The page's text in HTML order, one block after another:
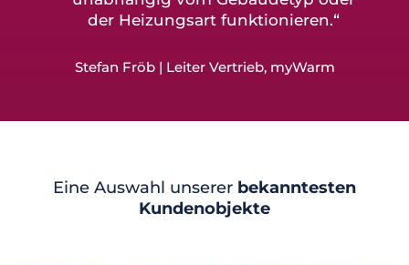
der Heizungsart funktionieren.“
Stefan Fröb | Leiter Vertrieb, myWarm
Eine Auswahl unserer bekanntesten
Kundenobjekte